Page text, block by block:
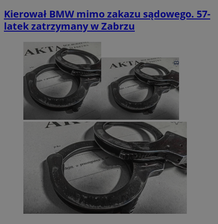
Kierował BMW mimo zakazu sądowego. 57-
latek zatrzymany w Zabrzu